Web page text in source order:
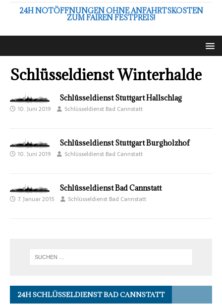
24H NOTÖFFNUNGEN OHNE ANFAHRTSKOSTEN
ZUM FAIREN FESTPREIS!
Schlüsseldienst Winterhalde
Schlüsseldienst Stuttgart Hallschlag
10. Juni 2019 Schlüsseldienst Bad Cannstatt
Schlüsseldienst Stuttgart Burgholzhof
10. Juni 2019 Schlüsseldienst Bad Cannstatt
Schlüsseldienst Bad Cannstatt
7. Januar 2015 Schlüsseldienst Bad Cannstatt
24H SCHLÜSSELDIENST BAD CANNSTATT